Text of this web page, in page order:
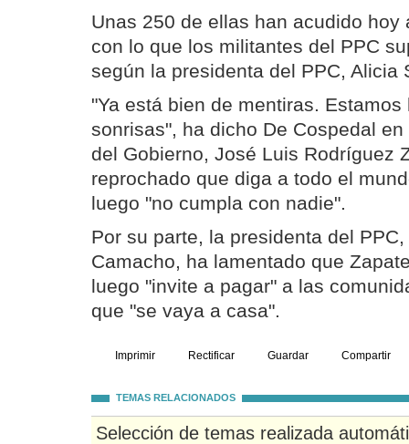
Unas 250 de ellas han acudido hoy
con lo que los militantes del PPC
según la presidenta del PPC, Alicia
"Ya está bien de mentiras.
sonrisas", ha dicho De Cospedal
del Gobierno, José Luis Rodríguez
reprochado que diga a todo el
luego "no cumpla con nadie".
Por su parte, la presidenta del
Camacho, ha lamentado que
luego "invite a pagar" a las
que "se vaya a casa".
Imprimir Rectificar Guardar Compartir
TEMAS RELACIONADOS
Selección de temas realizada